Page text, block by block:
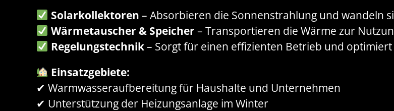
Solarkollektoren – Absorbieren die Sonnenstrahlung und wandeln
Wärmetauscher & Speicher – Transportieren die Wärme zur
Regelungstechnik– Sorgt für einen effizienten Betrieb und
Einsatzgebiete:
✔ Warmwasseraufbereitung für Haushalte und Unternehmen
✔ Unterstützung der Heizungsanlage im Winter